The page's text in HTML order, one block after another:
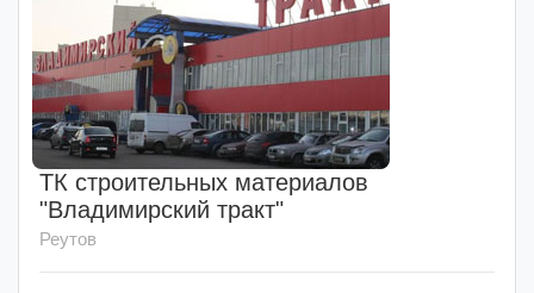
ТК строительных материалов
"Владимирский тракт"
Реутов